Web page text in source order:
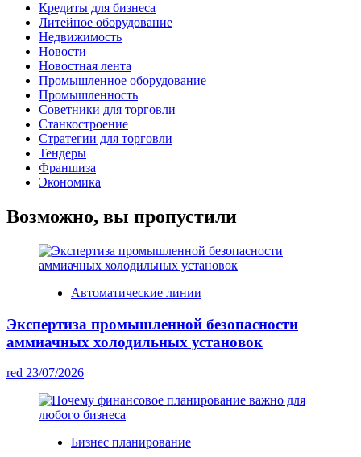
Кредиты для бизнеса
Литейное оборудование
Недвижимость
Новости
Новостная лента
Промышленное оборудование
Промышленность
Советники для торговли
Станкостроение
Стратегии для торговли
Тендеры
Франшиза
Экономика
Возможно, вы пропустили
Автоматические линии
Экспертиза промышленной безопасности
аммиачных холодильных установок
red 23/07/2026
Бизнес планирование